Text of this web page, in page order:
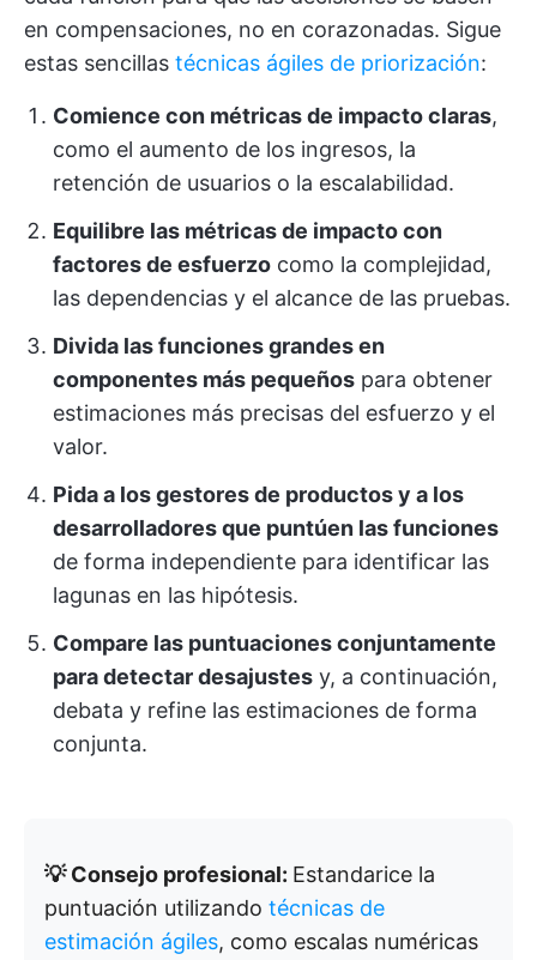
en compensaciones, no en corazonadas. Sigue
estas sencillas técnicas ágiles de priorización:
Comience con métricas de impacto claras,
como el aumento de los ingresos, la
retención de usuarios o la escalabilidad.
Equilibre las métricas de impacto con
factores de esfuerzo como la complejidad,
las dependencias y el alcance de las pruebas.
Divida las funciones grandes en
componentes más pequeños para obtener
estimaciones más precisas del esfuerzo y el
valor.
Pida a los gestores de productos y a los
desarrolladores que puntúen las funciones
de forma independiente para identificar las
lagunas en las hipótesis.
Compare las puntuaciones conjuntamente
para detectar desajustes y, a continuación,
debata y refine las estimaciones de forma
conjunta.
💡 Consejo profesional: Estandarice la
puntuación utilizando técnicas de
estimación ágiles, como escalas numéricas